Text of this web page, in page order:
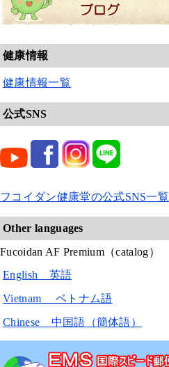
健康情報
健康情報一覧
公式SNS
フコイダン健康堂の公式SNS一覧
Other languages
Fucoidan AF Premium（catalog）
English 英語
Vietnam ベトナム語
Chinese 中国語（簡体語）